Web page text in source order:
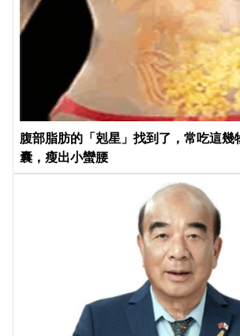
腹部脂肪的「剋星」找到了，常吃這幾
囊，瘦出小蠻腰